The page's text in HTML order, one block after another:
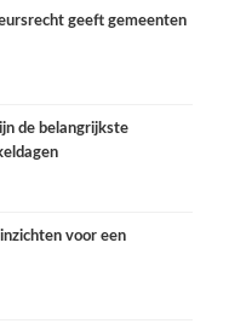
geeft gemeenten
de belangrijkste
voor een